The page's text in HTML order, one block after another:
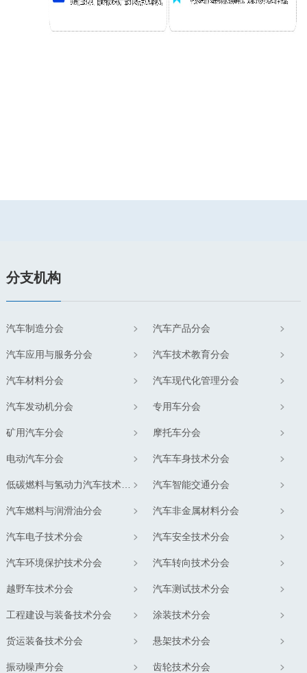
分支机构
汽车制造分会 汽车产品分会
汽车应用与服务分会 汽车技术教育分会
汽车材料分会 汽车现代化管理分会
汽车发动机分会 专用车分会
矿用汽车分会 摩托车分会
电动汽车分会 汽车车身技术分会
低碳燃料与氢动力汽车技术分会 汽车智能交通分会
汽车燃料与润滑油分会 汽车非金属材料分会
汽车电子技术分会 汽车安全技术分会
汽车环境保护技术分会 汽车转向技术分会
越野车技术分会 汽车测试技术分会
工程建设与装备技术分会 涂装技术分会
货运装备技术分会 悬架技术分会
振动噪声分会 齿轮技术分会